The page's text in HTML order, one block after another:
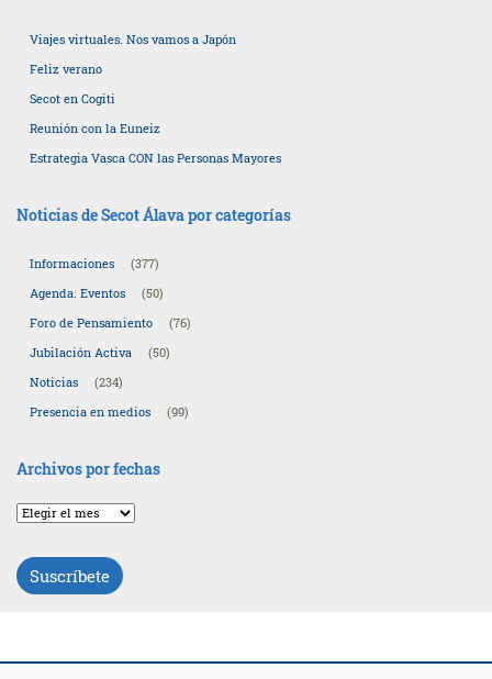
Viajes virtuales. Nos vamos a Japón
Feliz verano
Secot en Cogiti
Reunión con la Euneiz
Estrategia Vasca CON las Personas Mayores
Noticias de Secot Álava por categorías
Informaciones
(377)
Agenda. Eventos
(50)
Foro de Pensamiento
(76)
Jubilación Activa
(50)
Noticias
(234)
Presencia en medios
(99)
Archivos por fechas
Archivos
por
Suscríbete